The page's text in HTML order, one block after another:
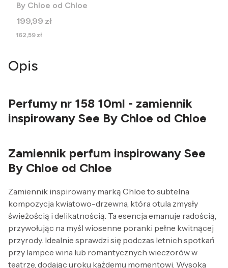
By Chloe od Chloe
Cena
199,99 zł
Cena
162,59 zł
Opis
Perfumy nr 158 10ml - zamiennik
inspirowany See By Chloe od Chloe
Zamiennik perfum inspirowany See
By Chloe od Chloe
Zamiennik inspirowany marką Chloe to subtelna
kompozycja kwiatowo-drzewna, która otula zmysły
świeżością i delikatnością. Ta esencja emanuje radością,
przywołując na myśl wiosenne poranki pełne kwitnącej
przyrody. Idealnie sprawdzi się podczas letnich spotkań
przy lampce wina lub romantycznych wieczorów w
teatrze, dodając uroku każdemu momentowi. Wysoka